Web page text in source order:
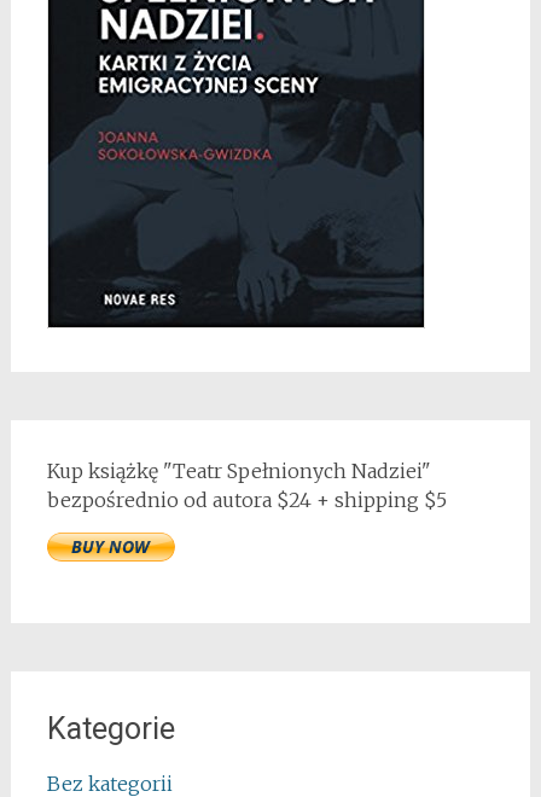
Kup książkę "Teatr Spełnionych Nadziei"
bezpośrednio od autora $24 + shipping $5
Kategorie
Bez kategorii